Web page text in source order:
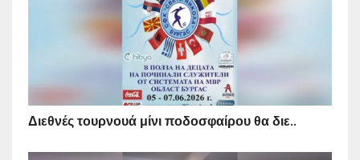
Διεθνές τουρνουά μίνι ποδοσφαίρου θα διε..